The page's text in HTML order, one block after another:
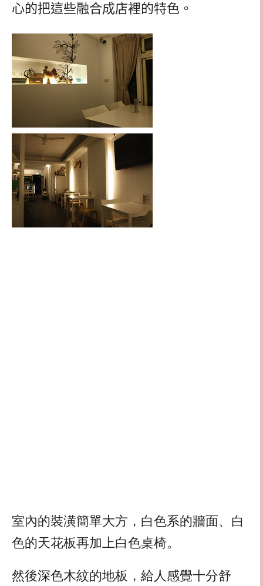
心的把這些融合成店裡的特色。
室內的裝潢簡單大方，白色系的牆面、白
色的天花板再加上白色桌椅。
然後深色木紋的地板，給人感覺十分舒